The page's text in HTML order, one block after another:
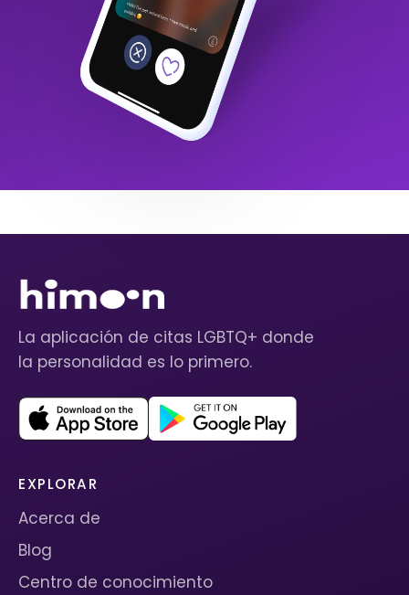
La aplicación de citas LGBTQ+ donde
la personalidad es lo primero.
EXPLORAR
Acerca de
Blog
Centro de conocimiento